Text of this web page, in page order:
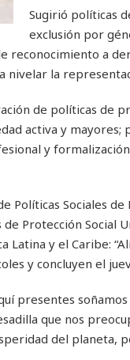
Sugirió políticas
exclusión por
reconocimiento a
nivelar la
de políticas de
activa y
y
Políticas Sociales
Protección
y el Caribe:
y concluyen el
presentes
que nos
del planeta,